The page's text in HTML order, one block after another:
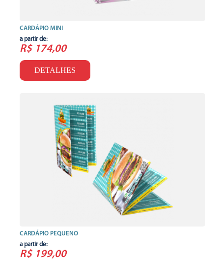
CARDÁPIO MINI
a partir de:
R$ 174,00
DETALHES
CARDÁPIO PEQUENO
a partir de:
R$ 199,00